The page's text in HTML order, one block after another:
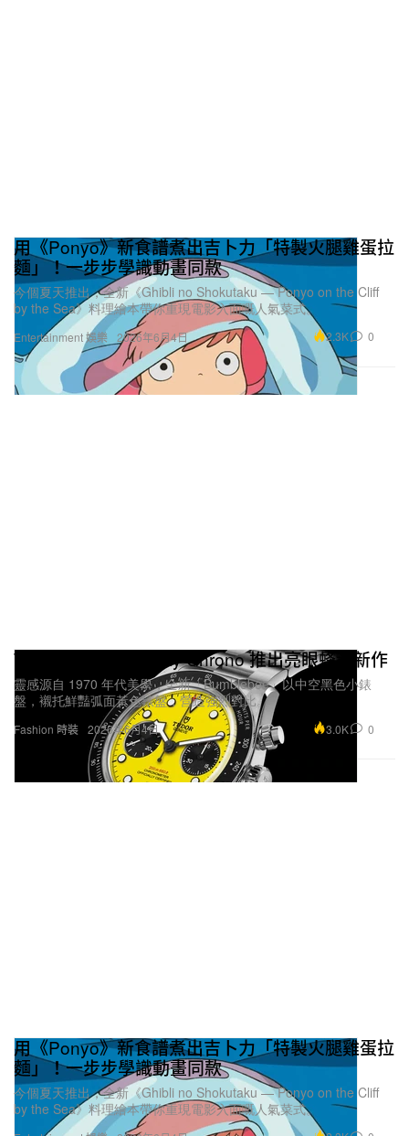
Entertainment 娛樂
用《Ponyo》新食譜煮出吉卜力「特製火腿雞蛋拉
麵」！一步步學識動畫同款
今個夏天推出，全新《Ghibli no Shokutaku — Ponyo on the Cliff
by the Sea》料理繪本帶你重現電影入面嘅人氣菜式。
2026年6月4日 2.3K 0
Fashion 時裝
Tudor 經典 Black Bay Chrono 推出亮眼蜂黃新作
靈感源自 1970 年代美學，全新「Bumblebee」以中空黑色小錶
盤，襯托鮮豔弧面黃色錶盤，營造強烈對比。
2026年6月4日 3.0K 0
用《Ponyo》新食譜煮出吉卜力「特製火腿雞蛋拉
麵」！一步步學識動畫同款
今個夏天推出，全新《Ghibli no Shokutaku — Ponyo on the Cliff
by the Sea》料理繪本帶你重現電影入面嘅人氣菜式。